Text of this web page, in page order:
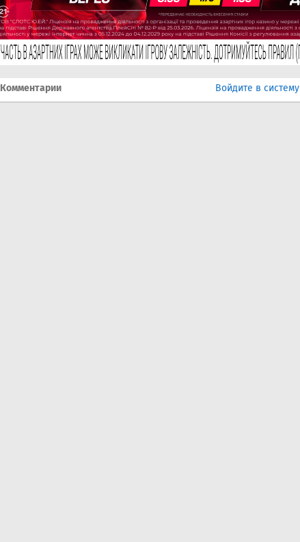
Комментарии Войдите в систему